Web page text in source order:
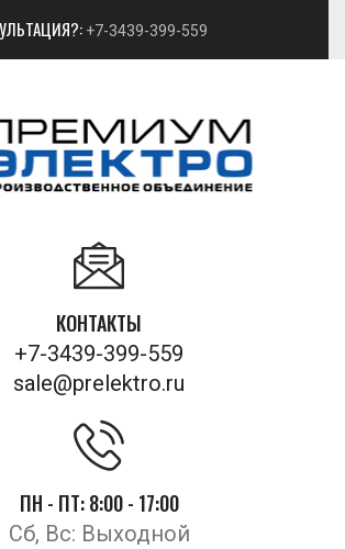
+7-3439-399-559
КОНТАКТЫ
+7-3439-399-559
sale@prelektro.ru
ПН - ПТ: 8:00 - 17:00
Сб, Вс: Выходной